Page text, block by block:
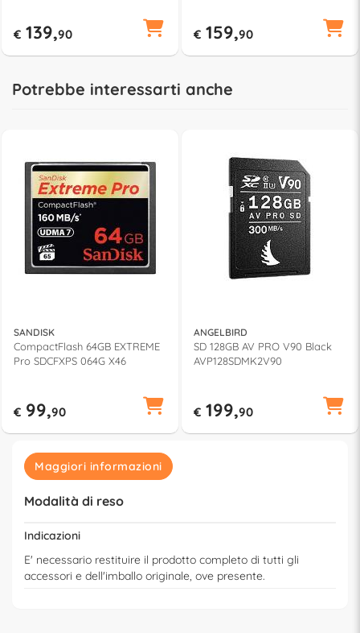
€ 139,90 € 159,90
Potrebbe interessarti anche
SANDISK
CompactFlash 64GB EXTREME
Pro SDCFXPS 064G X46
€ 99,90
ANGELBIRD
SD 128GB AV PRO V90 Black
AVP128SDMK2V90
€ 199,90
Maggiori informazioni
Modalità di reso
Indicazioni
E' necessario restituire il prodotto completo di tutti gli
accessori e dell'imballo originale, ove presente.